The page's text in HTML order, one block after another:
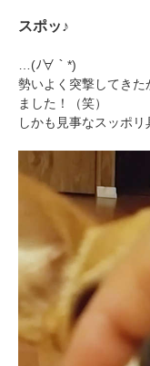
スポッ♪
…(ﾉ∀｀*)
勢いよく突撃してきた
ました！（笑）
しかも見事なスッポリ
PECO